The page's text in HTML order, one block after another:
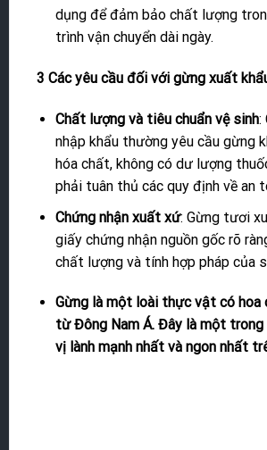
dụng để đảm bảo chất lượng
trình vận chuyển dài ngày.
3 Các yêu cầu đối với gừng xuất
Chất lượng và tiêu chuẩn vệ sinh:
nhập khẩu thường yêu cầu gừng
hóa chất, không có dư lượng
phải tuân thủ các quy định về an
Chứng nhận xuất xứ: Gừng tươi
giấy chứng nhận nguồn gốc rõ
chất lượng và tính hợp pháp của
Gừng là một loài thực vật có hoa
từ Đông Nam Á. Đây là một trong
vị lành mạnh nhất và ngon nhất